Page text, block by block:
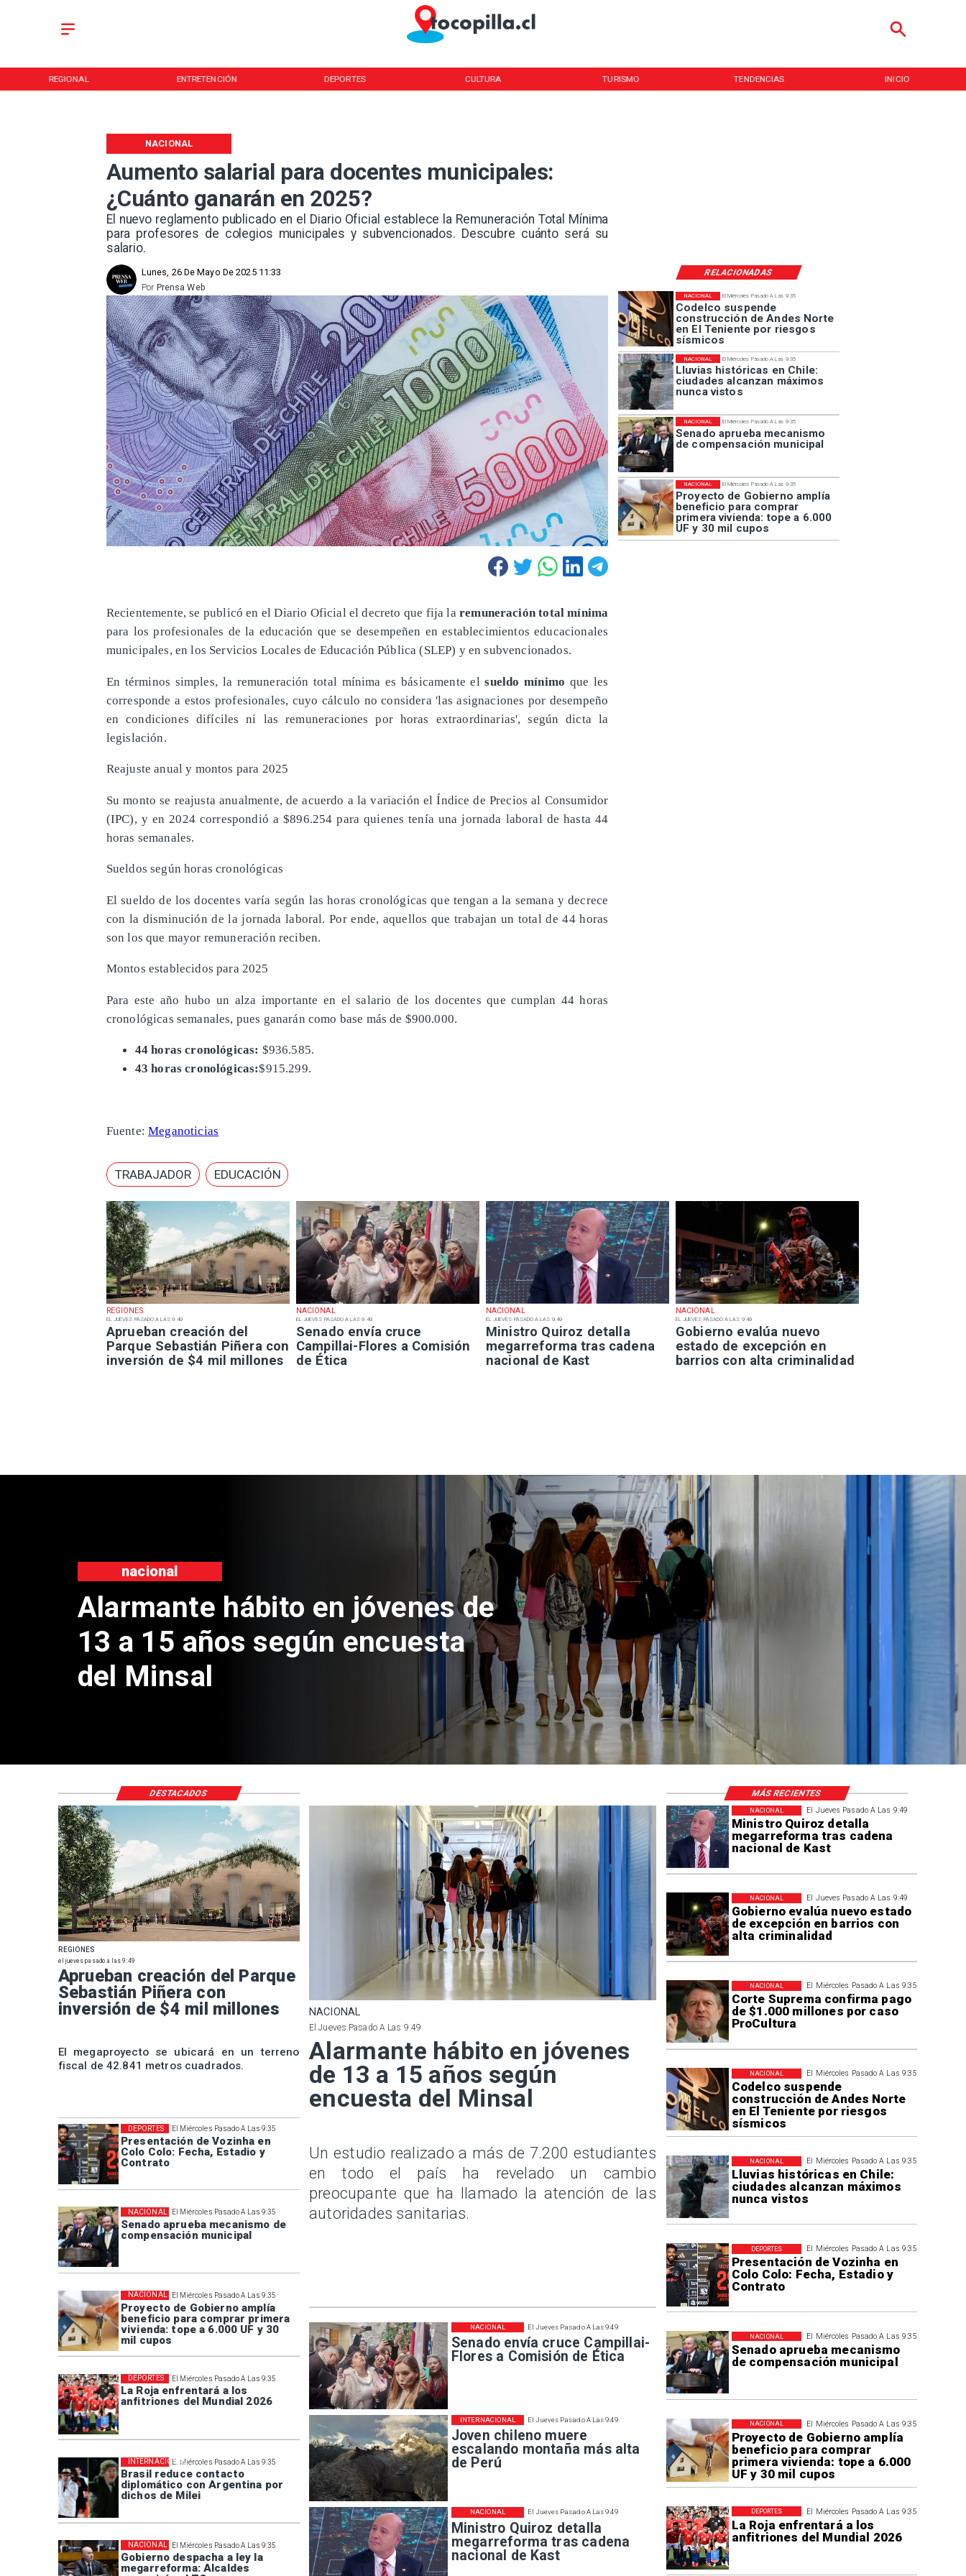
REGIONAL ENTRETENCIÓN DEPORTES CULTURA TURISMO TENDENCIAS INICIO
Aumento salarial para docentes municipales:
¿Cuánto ganarán en 2025?
El nuevo reglamento publicado en el Diario Oficial establece la Remuneración Total Mínima
para profesores de colegios municipales y subvencionados. Descubre cuánto será su
salario.
NACIONAL
RELACIONADAS
Lunes, 26 De Mayo De 2025 11:33
Prensa Web
Por
REGIONES
EL JUEVES PASADO A LAS 9:49
Aprueban creación del
Parque Sebastián Piñera con
inversión de $4 mil millones
NACIONAL
EL JUEVES PASADO A LAS 9:49
Senado envía cruce
Campillai-Flores a Comisión
de Ética
NACIONAL
EL JUEVES PASADO A LAS 9:49
Ministro Quiroz detalla
megarreforma tras cadena
nacional de Kast
NACIONAL
EL JUEVES PASADO A LAS 9:49
Gobierno evalúa nuevo
estado de excepción en
barrios con alta criminalidad
El Miércoles Pasado A Las 9:35
Codelco suspende
construcción de Andes Norte
en El Teniente por riesgos
sísmicos
NACIONAL
El Miércoles Pasado A Las 9:35
Lluvias históricas en Chile:
ciudades alcanzan máximos
nunca vistos
NACIONAL
El Miércoles Pasado A Las 9:35
Senado aprueba mecanismo
de compensación municipal
NACIONAL
El Miércoles Pasado A Las 9:35
Proyecto de Gobierno amplía
beneficio para comprar
primera vivienda: tope a 6.000
UF y 30 mil cupos
NACIONAL
Recientemente, se publicó en el Diario Oficial el decreto que fija laremuneración total mínima
para los profesionales de la educación que se desempeñen en establecimientos educacionales
municipales, en los Servicios Locales de Educación Pública (SLEP) y en subvencionados.
En términos simples, la remuneración total mínima es básicamente elsueldo mínimo que les
corresponde a estos profesionales, cuyo cálculo no considera 'las asignaciones por desempeño
en condiciones difíciles ni las remuneraciones por horas extraordinarias', según dicta la
legislación.
Reajuste anual y montos para 2025
Su monto se reajusta anualmente, de acuerdo a la variación el Índice de Precios al Consumidor
(IPC), y en 2024 correspondió a $896.254 para quienes tenía una jornada laboral de hasta 44
horas semanales.
Sueldos según horas cronológicas
El sueldo de los docentes varía según las horas cronológicas que tengan a la semana y decrece
con la disminución de la jornada laboral. Por ende, aquellos que trabajan un total de 44 horas
son los que mayor remuneración reciben.
Montos establecidos para 2025
Para este año hubo un alza importante en el salario de los docentes que cumplan 44 horas
cronológicas semanales, pues ganarán como base más de $900.000.
44 horas cronológicas: $936.585.
43 horas cronológicas:$915.299.
Fuente:Meganoticias
TRABAJADOR EDUCACIÓN
Aprueban creación del Parque
Sebastián Piñera con inversión
de $4 mil millones
Regiones
El Jueves Pasado A Las 9:49
Ministro Quiroz detalla
megarreforma tras cadena
nacional de Kast
NACIONAL
El Jueves Pasado A Las 9:49
Gobierno evalúa nuevo estado
de excepción en barrios con
alta criminalidad
NACIONAL
El Miércoles Pasado A Las 9:35
Corte Suprema confirma pago
de $1.000 millones por caso
ProCultura
NACIONAL
El Miércoles Pasado A Las 9:35
Codelco suspende
construcción de Andes Norte
en El Teniente por riesgos
sísmicos
NACIONAL
El Miércoles Pasado A Las 9:35
Lluvias históricas en Chile:
ciudades alcanzan máximos
nunca vistos
NACIONAL
El Miércoles Pasado A Las 9:35
Presentación de Vozinha en
Colo Colo: Fecha, Estadio y
Contrato
DEPORTES
El Miércoles Pasado A Las 9:35
Senado aprueba mecanismo
de compensación municipal
NACIONAL
El Miércoles Pasado A Las 9:35
Proyecto de Gobierno amplía
beneficio para comprar
primera vivienda: tope a 6.000
UF y 30 mil cupos
NACIONAL
El Miércoles Pasado A Las 9:35
La Roja enfrentará a los
anfitriones del Mundial 2026
DEPORTES
El Miércoles Pasado A Las 9:35
Presentación de Vozinha en
Colo Colo: Fecha, Estadio y
Contrato
DEPORTES
El Miércoles Pasado A Las 9:35
Senado aprueba mecanismo de
compensación municipal
NACIONAL
El Miércoles Pasado A Las 9:35
Proyecto de Gobierno amplía
beneficio para comprar primera
vivienda: tope a 6.000 UF y 30
mil cupos
NACIONAL
El Miércoles Pasado A Las 9:35
La Roja enfrentará a los
anfitriones del Mundial 2026
DEPORTES
El Miércoles Pasado A Las 9:35
Brasil reduce contacto
diplomático con Argentina por
dichos de Milei
INTERNACIONAL
El Miércoles Pasado A Las 9:35
Gobierno despacha a ley la
megarreforma: Alcaldes
NACIONAL
El Jueves Pasado A Las 9:49
Senado envía cruce Campillai-
Flores a Comisión de Ética
NACIONAL
El Jueves Pasado A Las 9:49
Joven chileno muere
escalando montaña más alta
de Perú
INTERNACIONAL
El Jueves Pasado A Las 9:49
Ministro Quiroz detalla
megarreforma tras cadena
nacional de Kast
NACIONAL
REGIONES
el jueves pasado a las 9:49
Aprueban creación del Parque
Sebastián Piñera con
inversión de $4 mil millones
El megaproyecto se ubicará en un terreno
fiscal de 42.841 metros cuadrados.
NACIONAL
El Jueves Pasado A Las 9:49
Alarmante hábito en jóvenes
de 13 a 15 años según
encuesta del Minsal
Un estudio realizado a más de 7.200 estudiantes
en todo el país ha revelado un cambio
preocupante que ha llamado la atención de las
autoridades sanitarias.
DESTACADOS MÁS RECIENTES